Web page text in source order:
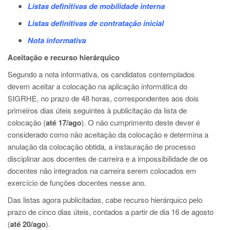
Listas definitivas de mobilidade interna
Listas definitivas de contratação inicial
Nota informativa
Aceitação e recurso hierárquico
Segundo a nota informativa, os candidatos contemplados
devem aceitar a colocação na aplicação informática do
SIGRHE, no prazo de 48 horas, correspondentes aos dois
primeiros dias úteis seguintes à publicitação da lista de
colocação (até 17/ago). O não cumprimento deste dever é
considerado como não aceitação da colocação e determina a
anulação da colocação obtida, a instauração de processo
disciplinar aos docentes de carreira e a impossibilidade de os
docentes não integrados na carreira serem colocados em
exercício de funções docentes nesse ano.
Das listas agora publicitadas, cabe recurso hierárquico pelo
prazo de cinco dias úteis, contados a partir de dia 16 de agosto
(até 20/ago).